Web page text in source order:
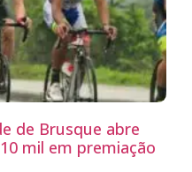
de Brusque abre
mil em premiação